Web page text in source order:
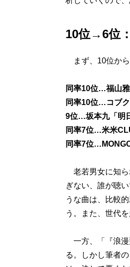
10位→6位
まず、10位から
同率10位…福山雅
同率10位…コブク
9位…坂本九「明
同率7位…米米
同率7位
老若男女に知ら
ぎない、誰が聴
うな曲は、比較
う。また、世代
一方、「『浪漫
る。しかし筆者